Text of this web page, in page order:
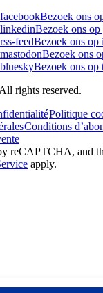
Bezoek ons
Bezoek ons
feedBezoek ons op
Bezoek ons
Bezoek ons op
rights reserved.
Politique
Conditions
reCAPTCHA, and
apply.